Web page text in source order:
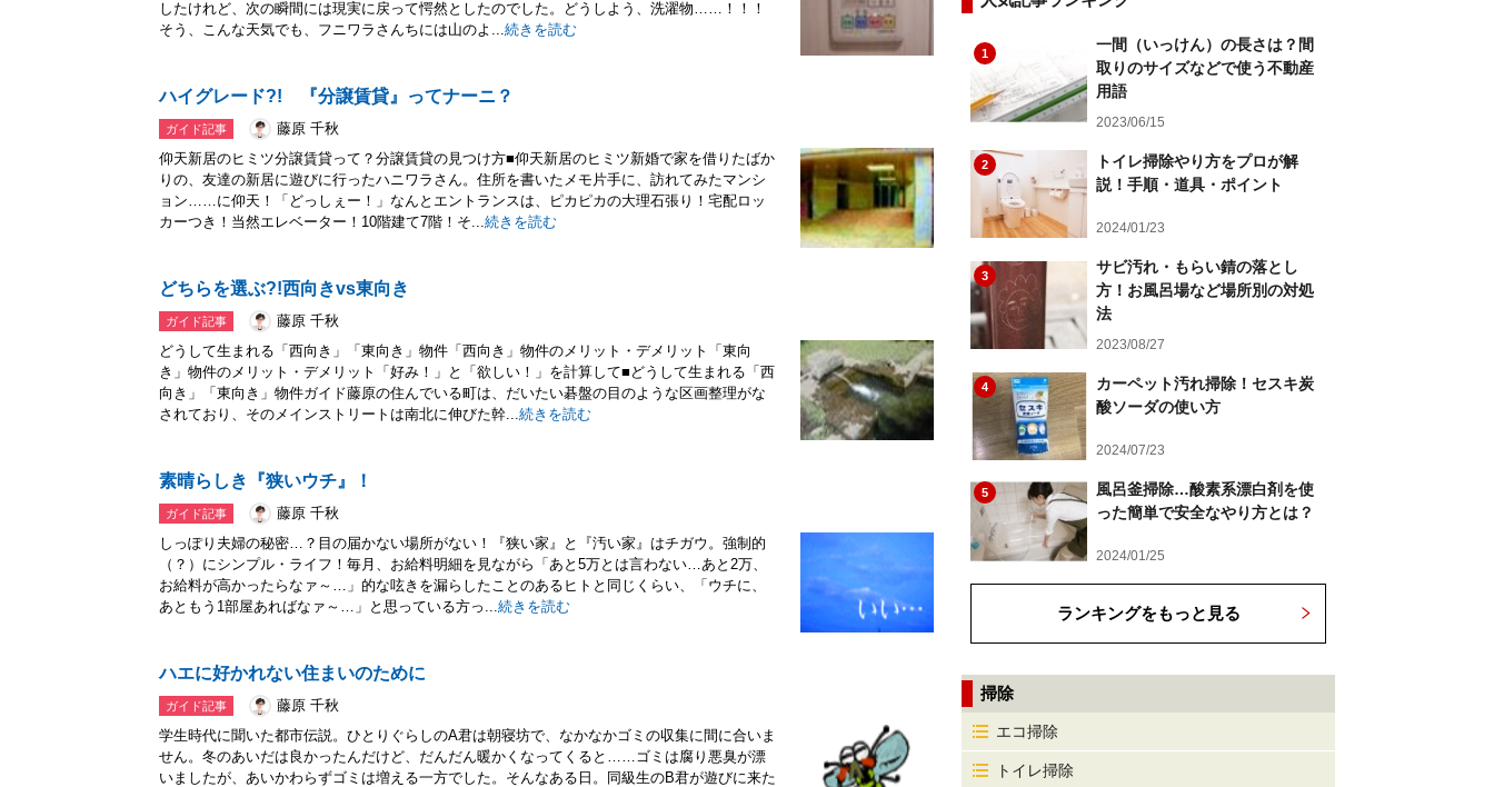
したけれど、次の瞬間には現実に戻って愕然としたのでした。どうしよう、洗濯物……！！！
そう、こんな天気でも、フニワラさんちには山のよ...続きを読む
ハイグレード?! 『分譲賃貸』ってナーニ？
ガイド記事
藤原 千秋
仰天新居のヒミツ分譲賃貸って？分譲賃貸の見つけ方■仰天新居のヒミツ新婚で家を借りたばか
りの、友達の新居に遊びに行ったハニワラさん。住所を書いたメモ片手に、訪れてみたマンシ
ョン……に仰天！「どっしぇー！」なんとエントランスは、ピカピカの大理石張り！宅配ロッ
カーつき！当然エレベーター！10階建て7階！そ...続きを読む
どちらを選ぶ?!西向きvs東向き
ガイド記事
藤原 千秋
どうして生まれる「西向き」「東向き」物件「西向き」物件のメリット・デメリット「東向
き」物件のメリット・デメリット「好み！」と「欲しい！」を計算して■どうして生まれる「西
向き」「東向き」物件ガイド藤原の住んでいる町は、だいたい碁盤の目のような区画整理がな
されており、そのメインストリートは南北に伸びた幹...続きを読む
素晴らしき『狭いウチ』！
ガイド記事
藤原 千秋
しっぽり夫婦の秘密…？目の届かない場所がない！『狭い家』と『汚い家』はチガウ。強制的
（？）にシンプル・ライフ！毎月、お給料明細を見ながら「あと5万とは言わない…あと2万、
お給料が高かったらなァ～…」的な呟きを漏らしたことのあるヒトと同じくらい、「ウチに、
あともう1部屋あればなァ～…」と思っている方っ...続きを読む
ハエに好かれない住まいのために
ガイド記事
藤原 千秋
学生時代に聞いた都市伝説。ひとりぐらしのA君は朝寝坊で、なかなかゴミの収集に間に合いま
せん。冬のあいだは良かったんだけど、だんだん暖かくなってくると……ゴミは腐り悪臭が漂
いましたが、あいかわらずゴミは増える一方でした。そんなある日。同級生のB君が遊びに来た
1
一間（いっけん）の長さは？間
取りのサイズなどで使う不動産
用語
2023/06/15
2
トイレ掃除やり方をプロが解
説！手順・道具・ポイント
2024/01/23
3
サビ汚れ・もらい錆の落とし
方！お風呂場など場所別の対処
法
2023/08/27
4
カーペット汚れ掃除！セスキ炭
酸ソーダの使い方
2024/07/23
5
風呂釜掃除…酸素系漂白剤を使
った簡単で安全なやり方とは？
2024/01/25
ランキングをもっと見る
掃除
エコ掃除
トイレ掃除